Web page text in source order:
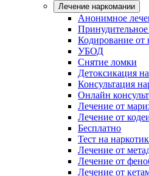
Лечение наркомании
Анонимное
Кодирование от
УБОД
Снятие ломки
Детоксикация
Консультация
Онлайн
Лечение от
Лечение от
Бесплатно
Тест на
Лечение от
Лечение от
Лечение от